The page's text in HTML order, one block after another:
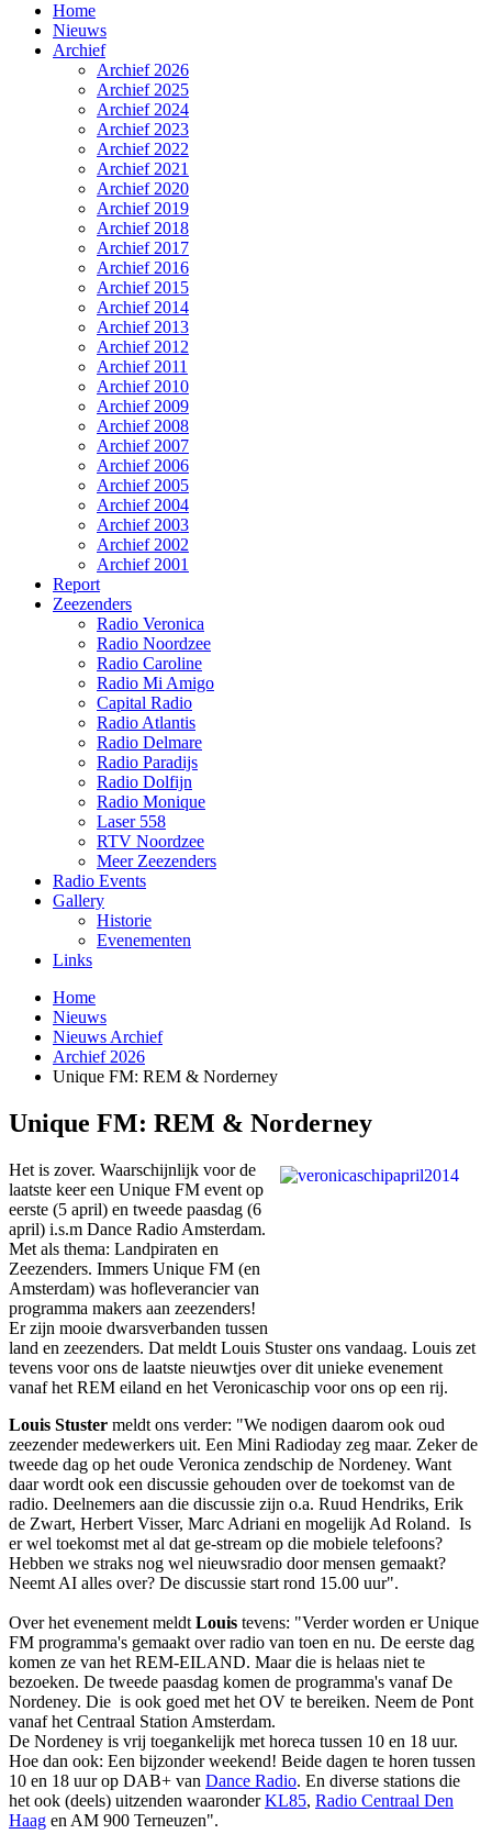
Home
Nieuws
Archief
Archief 2026
Archief 2025
Archief 2024
Archief 2023
Archief 2022
Archief 2021
Archief 2020
Archief 2019
Archief 2018
Archief 2017
Archief 2016
Archief 2015
Archief 2014
Archief 2013
Archief 2012
Archief 2011
Archief 2010
Archief 2009
Archief 2008
Archief 2007
Archief 2006
Archief 2005
Archief 2004
Archief 2003
Archief 2002
Archief 2001
Report
Zeezenders
Radio Veronica
Radio Noordzee
Radio Caroline
Radio Mi Amigo
Capital Radio
Radio Atlantis
Radio Delmare
Radio Paradijs
Radio Dolfijn
Radio Monique
Laser 558
RTV Noordzee
Meer Zeezenders
Radio Events
Gallery
Historie
Evenementen
Links
Home
Nieuws
Nieuws Archief
Archief 2026
Unique FM: REM & Norderney
Unique FM: REM & Norderney
Het is zover. Waarschijnlijk voor de
laatste keer een Unique FM event op
eerste (5 april) en tweede paasdag (6
april) i.s.m Dance Radio Amsterdam.
Met als thema: Landpiraten en
Zeezenders. Immers Unique FM (en
Amsterdam) was hofleverancier van
programma makers aan zeezenders!
Er zijn mooie dwarsverbanden tussen
land en zeezenders. Dat meldt Louis Stuster ons vandaag. Louis zet
tevens voor ons de laatste nieuwtjes over dit unieke evenement
vanaf het REM eiland en het Veronicaschip voor ons op een rij.
Louis Stuster meldt ons verder: "We nodigen daarom ook oud
zeezender medewerkers uit. Een Mini Radioday zeg maar. Zeker de
tweede dag op het oude Veronica zendschip de Nordeney. Want
daar wordt ook een discussie gehouden over de toekomst van de
radio. Deelnemers aan die discussie zijn o.a. Ruud Hendriks, Erik
de Zwart, Herbert Visser, Marc Adriani en mogelijk Ad Roland. Is
er wel toekomst met al dat ge-stream op die mobiele telefoons?
Hebben we straks nog wel nieuwsradio door mensen gemaakt?
Neemt AI alles over? De discussie start rond 15.00 uur".
Over het evenement meldt Louis tevens: "Verder worden er Unique
FM programma's gemaakt over radio van toen en nu. De eerste dag
komen ze van het REM-EILAND. Maar die is helaas niet te
bezoeken. De tweede paasdag komen de programma's vanaf De
Nordeney. Die is ook goed met het OV te bereiken. Neem de Pont
vanaf het Centraal Station Amsterdam.
De Nordeney is vrij toegankelijk met horeca tussen 10 en 18 uur.
Hoe dan ook: Een bijzonder weekend! Beide dagen te horen tussen
10 en 18 uur op DAB+ van Dance Radio. En diverse stations die
het ook (deels) uitzenden waaronderKL85, Radio Centraal Den
Haag en AM 900 Terneuzen".